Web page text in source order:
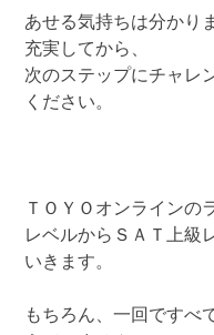
あせる気持ちは分かり
充実してから、
次のステップにチャレ
ください。
ＴＯＹＯオンラインの
レベルからＳＡＴ上級
いきます。
もちろん、一回ですべ